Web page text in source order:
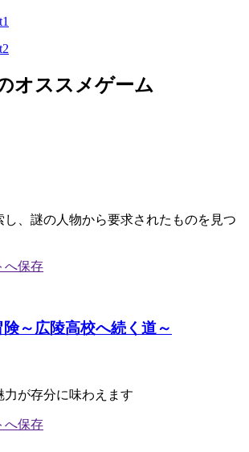
オススメゲーム
し、謎の人物から要求されたものを見つ
～広陵高校へ続く道～
力が存分に味わえます